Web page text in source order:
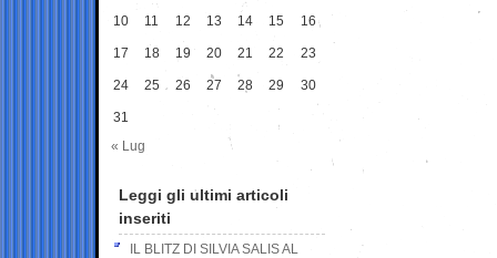
10 11 12 13 14 15 16
17 18 19 20 21 22 23
24 25 26 27 28 29 30
31
« Lug
Leggi gli ultimi articoli
inseriti
IL BLITZ DI SILVIA SALIS AL